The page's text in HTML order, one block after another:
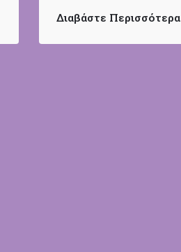
Διαβάστε Περισσότερα